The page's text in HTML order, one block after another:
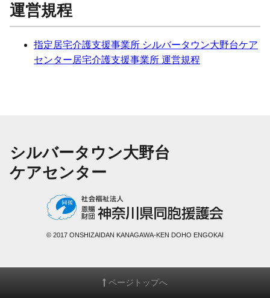
運営規程
指定居宅介護支援事業所 シルバータウン大野台ケア
センター居宅介護支援事業所 運営規程
シルバータウン大野台
ケアセンター
© 2017 ONSHIZAIDAN KANAGAWA-KEN DOHO ENGOKAI